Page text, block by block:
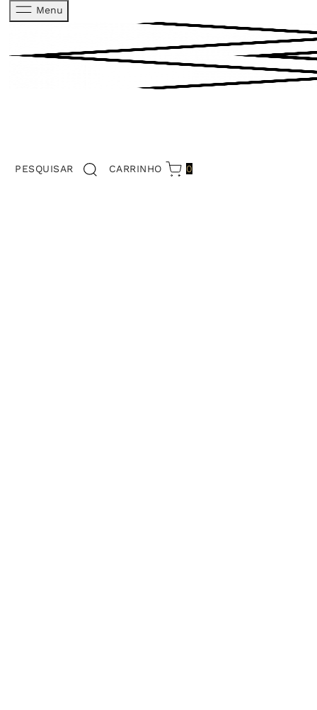
Menu
PESQUISAR CARRINHO 0